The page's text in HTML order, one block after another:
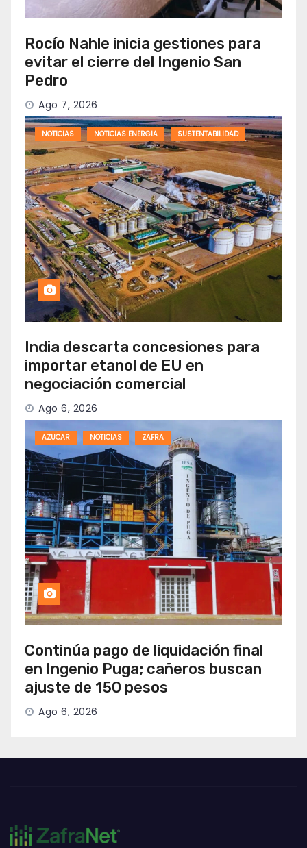
Rocío Nahle inicia gestiones para
evitar el cierre del Ingenio San
Pedro
Ago 7, 2026
NOTICIAS NOTICIAS ENERGIA SUSTENTABILIDAD
India descarta concesiones para
importar etanol de EU en
negociación comercial
Ago 6, 2026
AZUCAR NOTICIAS ZAFRA
Continúa pago de liquidación final
en Ingenio Puga; cañeros buscan
ajuste de 150 pesos
Ago 6, 2026